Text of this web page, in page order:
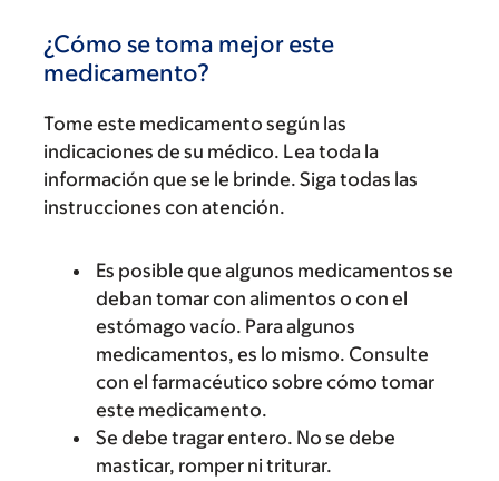
¿Cómo se toma mejor este
medicamento?
Tome este medicamento según las
indicaciones de su médico. Lea toda la
información que se le brinde. Siga todas las
instrucciones con atención.
Es posible que algunos medicamentos se
deban tomar con alimentos o con el
estómago vacío. Para algunos
medicamentos, es lo mismo. Consulte
con el farmacéutico sobre cómo tomar
este medicamento.
Se debe tragar entero. No se debe
masticar, romper ni triturar.